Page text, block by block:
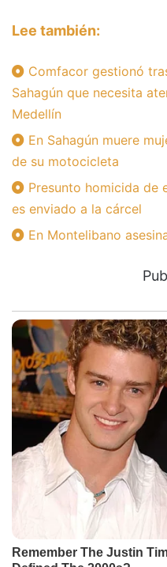
Lee también:
Comfacor gestionó
Sahagún que necesita
Medellín
En Sahagún muere
de su motocicleta
Presunto homicida de
es enviado a la cárcel
En Montelibano